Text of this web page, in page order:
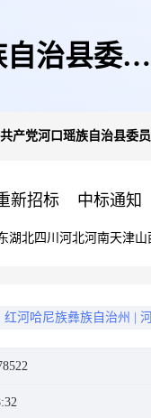
治县委员
产党河口瑶族自治县委
新招标 中标通知
湖北四川 河北河南天津山
红河哈尼族彝族自治州